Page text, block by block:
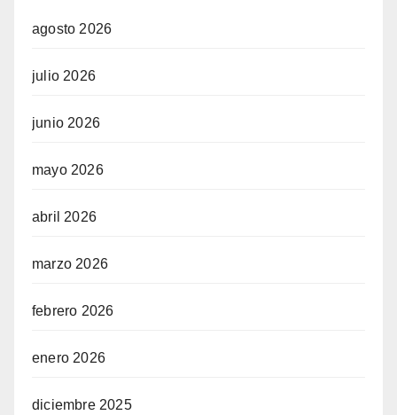
agosto 2026
julio 2026
junio 2026
mayo 2026
abril 2026
marzo 2026
febrero 2026
enero 2026
diciembre 2025